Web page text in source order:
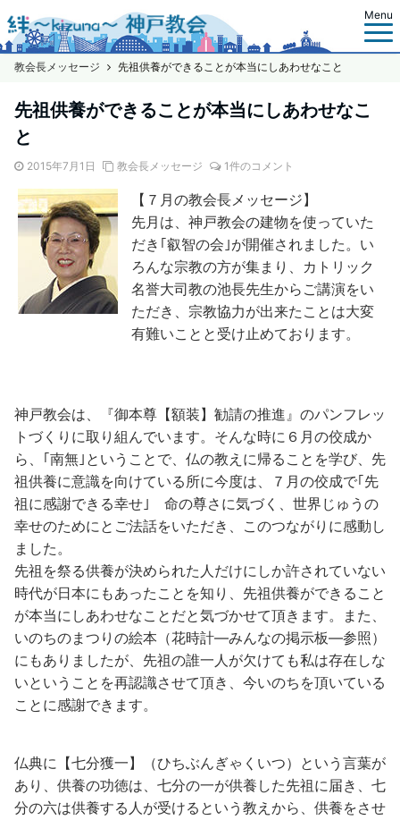
Menu
教会長メッセージ 先祖供養ができることが本当にしあわせなこと
先祖供養ができることが本当にしあわせなこ
と
2015年7月1日 教会長メッセージ 1件のコメント
【７月の教会長メッセージ】
先月は、神戸教会の建物を使っていた
だき｢叡智の会｣が開催されました。い
ろんな宗教の方が集まり、カトリック
名誉大司教の池長先生からご講演をい
ただき、宗教協力が出来たことは大変
有難いことと受け止めております。
神戸教会は、『御本尊【額装】勧請の推進』のパンフレッ
トづくりに取り組んでいます。そんな時に６月の佼成か
ら、｢南無｣ということで、仏の教えに帰ることを学び、先
祖供養に意識を向けている所に今度は、７月の佼成で｢先
祖に感謝できる幸せ｣ 命の尊さに気づく、世界じゅうの
幸せのためにとご法話をいただき、このつながりに感動し
ました。
先祖を祭る供養が決められた人だけにしか許されていない
時代が日本にもあったことを知り、先祖供養ができること
が本当にしあわせなことだと気づかせて頂きます。また、
いのちのまつりの絵本（花時計―みんなの掲示板―参照）
にもありましたが、先祖の誰一人が欠けても私は存在しな
いということを再認識させて頂き、今いのちを頂いている
ことに感謝できます。
仏典に【七分獲一】（ひちぶんぎゃくいつ）という言葉が
あり、供養の功徳は、七分の一が供養した先祖に届き、七
分の六は供養する人が受けるという教えから、供養をさせ